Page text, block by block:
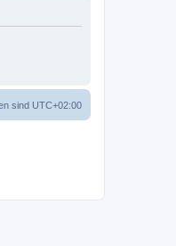
sind UTC+02:00